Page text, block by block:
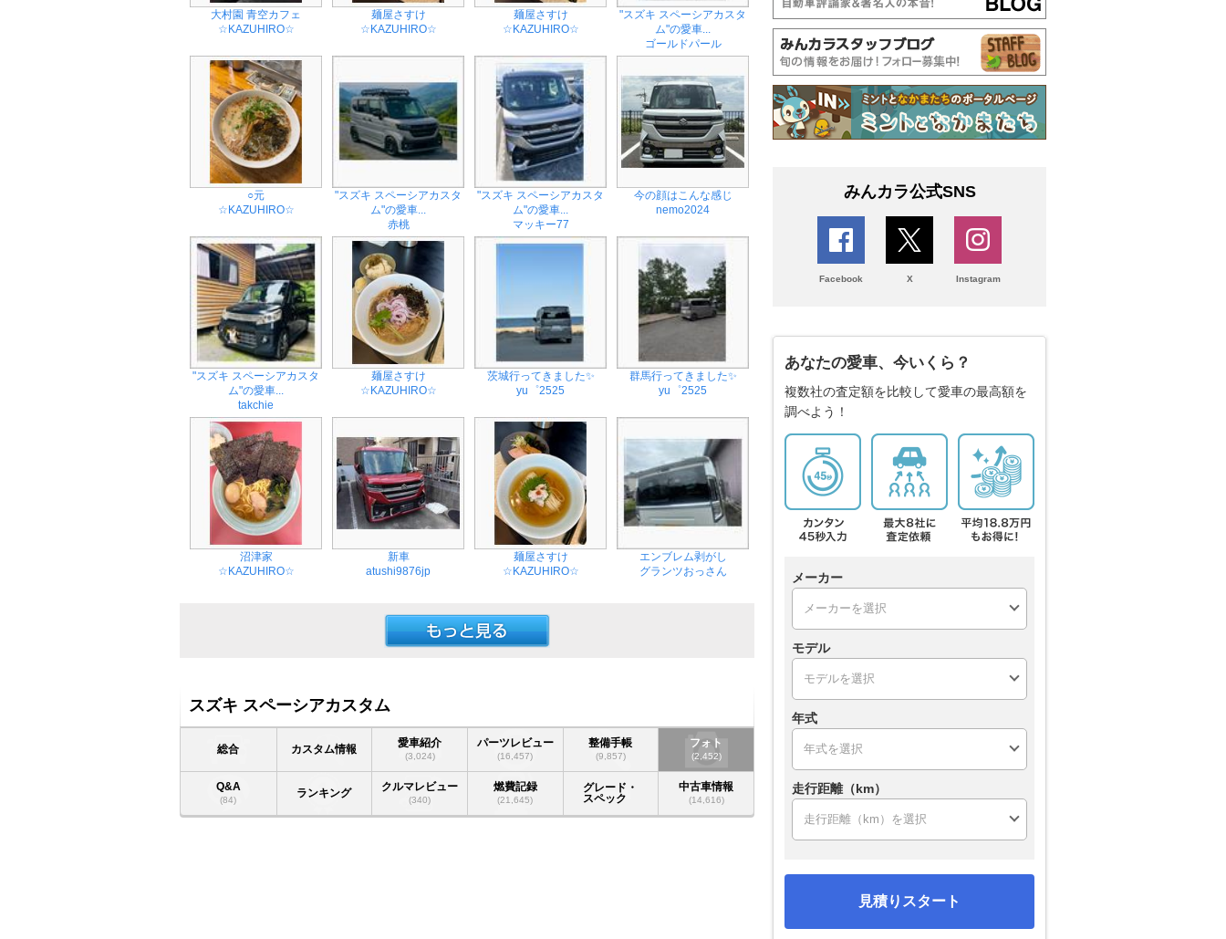
大村園 青空カフェ
☆KAZUHIRO☆
麺屋さすけ
☆KAZUHIRO☆
麺屋さすけ
☆KAZUHIRO☆
"スズキ スペーシアカスタ
ム"の愛車...
ゴールドパール
○元
☆KAZUHIRO☆
"スズキ スペーシアカスタ
ム"の愛車...
赤桃
"スズキ スペーシアカスタ
ム"の愛車...
マッキー77
今の顔はこんな感じ
nemo2024
"スズキ スペーシアカスタ
ム"の愛車...
takchie
麺屋さすけ
☆KAZUHIRO☆
茨城行ってきました✨
yu゜2525
群馬行ってきました✨
yu゜2525
沼津家
☆KAZUHIRO☆
新車
atushi9876jp
麺屋さすけ
☆KAZUHIRO☆
エンブレム剥がし
グランツおっさん
スズキ スペーシアカスタム
総合 カスタム情報
愛車紹介
(3,024)
パーツレビュー
(16,457)
整備手帳
(9,857)
フォト
(2,452)
Q&A
(84) ランキング
クルマレビュー
(340)
燃費記録
(21,645)
グレード・
スペック
中古車情報
(14,616)
みんカラ公式SNS
Facebook X Instagram
あなたの愛車、今いくら？
複数社の査定額を比較して愛車の最高額を
調べよう！
メーカー
モデル
年式
走行距離（km）
見積りスタート